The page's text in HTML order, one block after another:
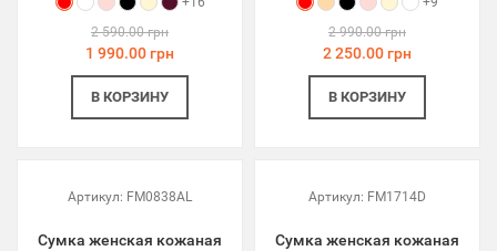
2 590.00 грн
1 990.00 грн
В КОРЗИНУ
2 990.00 грн
2 250.00 грн
В КОРЗИНУ
Артикул: FM0838AL
Сумка женская кожаная
Артикул: FM1714D
Сумка женская кожаная